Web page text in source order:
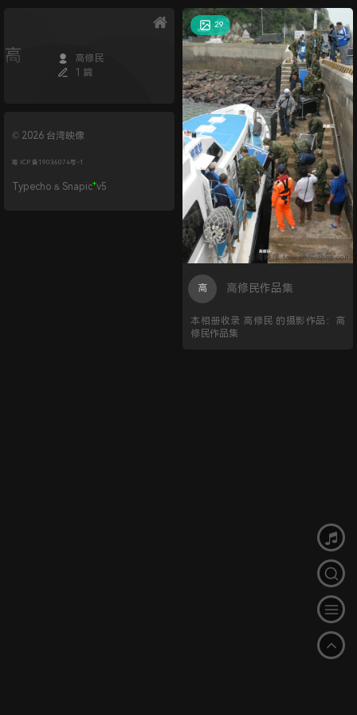
高
高修民
1 篇
29
高 高修民作品集
本相册收录 高修民 的摄影作品：高
修民作品集
© 2026 台湾映像
粤 ICP 备19036074号-1
Typecho & Snapic+v5